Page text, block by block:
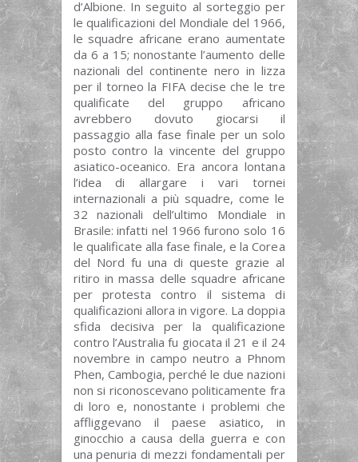
d’Albione. In seguito al sorteggio per
le qualificazioni del Mondiale del 1966,
le squadre africane erano aumentate
da 6 a 15; nonostante l’aumento delle
nazionali del continente nero in lizza
per il torneo la FIFA decise che le tre
qualificate del gruppo africano
avrebbero dovuto giocarsi il
passaggio alla fase finale per un solo
posto contro la vincente del gruppo
asiatico-oceanico. Era ancora lontana
l’idea di allargare i vari tornei
internazionali a più squadre, come le
32 nazionali dell’ultimo Mondiale in
Brasile: infatti nel 1966 furono solo 16
le qualificate alla fase finale, e la Corea
del Nord fu una di queste grazie al
ritiro in massa delle squadre africane
per protesta contro il sistema di
qualificazioni allora in vigore. La doppia
sfida decisiva per la qualificazione
contro l’Australia fu giocata il 21 e il 24
novembre in campo neutro a Phnom
Phen, Cambogia, perché le due nazioni
non si riconoscevano politicamente fra
di loro e, nonostante i problemi che
affliggevano il paese asiatico, in
ginocchio a causa della guerra e con
una penuria di mezzi fondamentali per